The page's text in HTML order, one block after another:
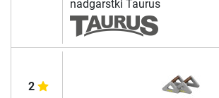
nadgarstki Taurus
2